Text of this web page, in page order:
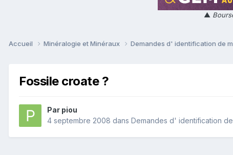
▲
Accueil Minéralogie et Minéraux Demandes d' identification de
Fossile croate ?
Par piou
4 septembre 2008 dans Demandes d' identification